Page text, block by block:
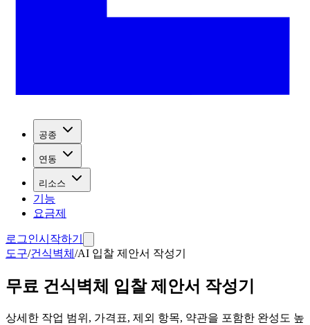
공종
연동
리소스
기능
요금제
로그인시작하기
도구/건식벽체 /AI 입찰 제안서 작성기
무료 건식벽체 입찰 제안서 작성기
상세한 작업 범위, 가격표, 제외 항목, 약관을 포함한 완성도 높